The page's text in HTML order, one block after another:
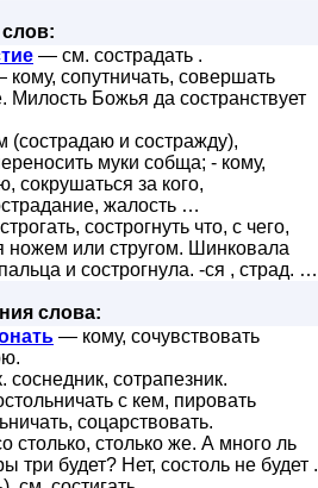
— см. сострадать .
кому, сопутничать, совершать
Милость Божья да состранствует
(сострадаю и состражду),
муки собща; - кому,
сокрушаться за кого,
жалость …
сострогнуть что, с чего,
ножем или стругом. Шинковала
и сострогнула. -ся , страд. …
слова:
— кому, сочувствовать
соснедник, сотрапезник.
с кем, пировать
соцарствовать.
столько, столько же. А много ль
три будет? Нет, состоль не будет .